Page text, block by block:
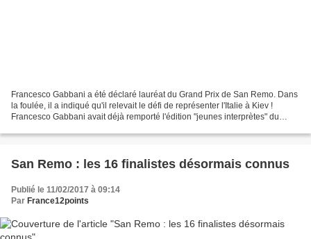
Francesco Gabbani a été déclaré lauréat du Grand Prix de San Remo. Dans
la foulée, il a indiqué qu'il relevait le défi de représenter l'Italie à Kiev !
Francesco Gabbani avait déjà remporté l'édition "jeunes interprètes" du
San Remo : les 16 finalistes désormais connus
Publié le 11/02/2017 à 09:14
Par France12points